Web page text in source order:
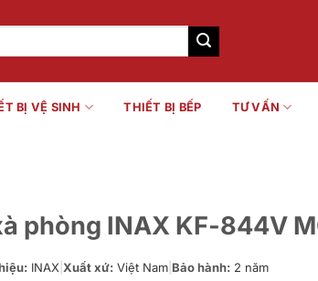
BỊ VỆ SINH THIẾT BỊ BẾP TƯ VẤN
phòng INAX KF-844V
INAX Xuất xứ: Việt Nam Bảo hành: 2 năm